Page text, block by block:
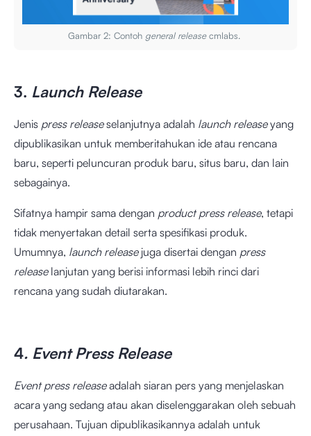
Gambar 2: Contoh general releasecmlabs.
3. Launch Release
Jenis press releaseselanjutnya adalah launch releaseyang
dipublikasikan untuk memberitahukan ide atau rencana
baru, seperti peluncuran produk baru, situs baru, dan lain
sebagainya.
Sifatnya hampir sama dengan product press release, tetapi
tidak menyertakan detail serta spesifikasi produk.
Umumnya, launch releasejuga disertai dengan press
releaselanjutan yang berisi informasi lebih rinci dari
rencana yang sudah diutarakan.
4. Event Press Release
Event press releaseadalah siaran pers yang menjelaskan
acara yang sedang atau akan diselenggarakan oleh sebuah
perusahaan. Tujuan dipublikasikannya adalah untuk